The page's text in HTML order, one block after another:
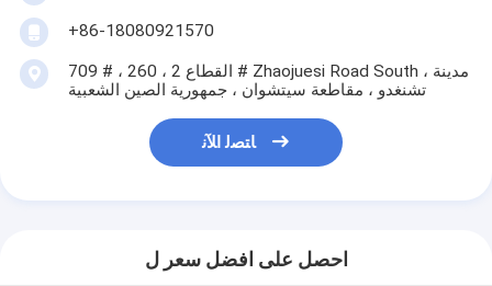
+86-18080921570
709 # ، القطاع 2 ، 260 # Zhaojuesi Road South ، مدينة
تشنغدو ، مقاطعة سيتشوان ، جمهورية الصين الشعبية
ﺎﺘﺼﻟ ﺍﻶﻧ
احصل على افضل سعر ل